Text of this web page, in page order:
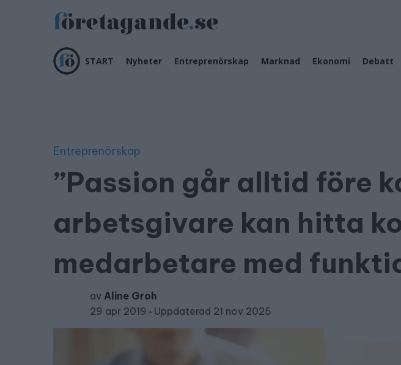
START Nyheter Entreprenörskap Marknad Ekonomi Debatt
Entreprenörskap
”Passion går alltid före
arbetsgivare kan hitta
medarbetare med
av Aline Groh
29 apr 2019
Uppdaterad 21 nov 2025